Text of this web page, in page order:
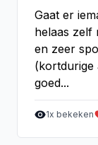
Gaat er
helaas zelf
en zeer
(kortdurige
goed...
1x bekeken